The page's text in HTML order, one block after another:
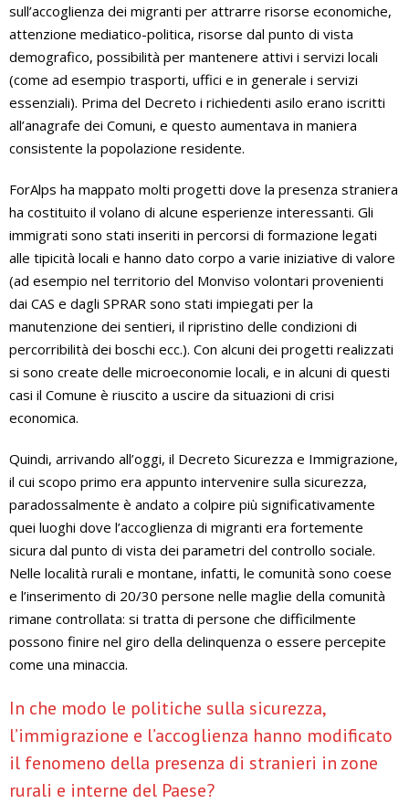
sull’accoglienza dei migranti per attrarre risorse economiche,
attenzione mediatico-politica, risorse dal punto di vista
demografico, possibilità per mantenere attivi i servizi locali
(come ad esempio trasporti, uffici e in generale i servizi
essenziali). Prima del Decreto i richiedenti asilo erano iscritti
all’anagrafe dei Comuni, e questo aumentava in maniera
consistente la popolazione residente.
ForAlps ha mappato molti progetti dove la presenza straniera
ha costituito il volano di alcune esperienze interessanti. Gli
immigrati sono stati inseriti in percorsi di formazione legati
alle tipicità locali e hanno dato corpo a varie iniziative di valore
(ad esempio nel territorio del Monviso volontari provenienti
dai CAS e dagli SPRAR sono stati impiegati per la
manutenzione dei sentieri, il ripristino delle condizioni di
percorribilità dei boschi ecc.). Con alcuni dei progetti realizzati
si sono create delle microeconomie locali, e in alcuni di questi
casi il Comune è riuscito a uscire da situazioni di crisi
economica.
Quindi, arrivando all’oggi, il Decreto Sicurezza e Immigrazione,
il cui scopo primo era appunto intervenire sulla sicurezza,
paradossalmente è andato a colpire più significativamente
quei luoghi dove l’accoglienza di migranti era fortemente
sicura dal punto di vista dei parametri del controllo sociale.
Nelle località rurali e montane, infatti, le comunità sono coese
e l’inserimento di 20/30 persone nelle maglie della comunità
rimane controllata: si tratta di persone che difficilmente
possono finire nel giro della delinquenza o essere percepite
come una minaccia.
In che modo le politiche sulla sicurezza,
l’immigrazione e l’accoglienza hanno modificato
il fenomeno della presenza di stranieri in zone
rurali e interne del Paese?